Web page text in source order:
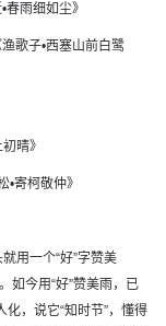
雨细如尘》
歌子•西塞山前白鹭
晴》
寄柯敬仲》
用一个“好”字赞美
如今用“好”赞美雨，已
，说它“知时节”，懂得